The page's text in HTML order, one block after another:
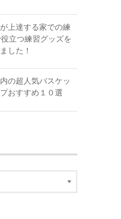
上達する家での練
立つ練習グッズを
した！
の超人気バスケッ
おすすめ１０選